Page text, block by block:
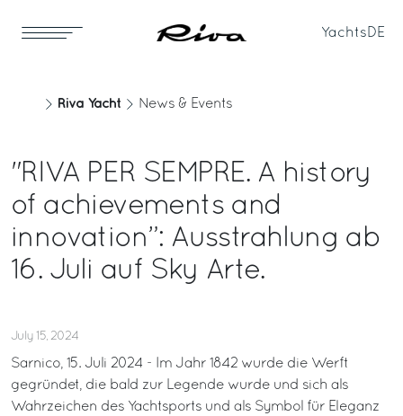
Yachts DE
Riva Yacht News & Events
"RIVA PER SEMPRE. A history
of achievements and
innovation”: Ausstrahlung ab
16. Juli auf Sky Arte.
July 15, 2024
Sarnico, 15. Juli 2024 - Im Jahr 1842 wurde die Werft
gegründet, die bald zur Legende wurde und sich als
Wahrzeichen des Yachtsports und als Symbol für Eleganz